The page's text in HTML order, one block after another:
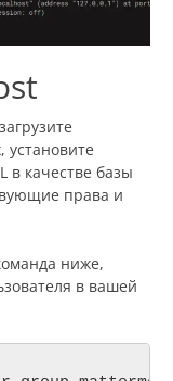
установите
в качестве базы
права и
ниже,
в вашей